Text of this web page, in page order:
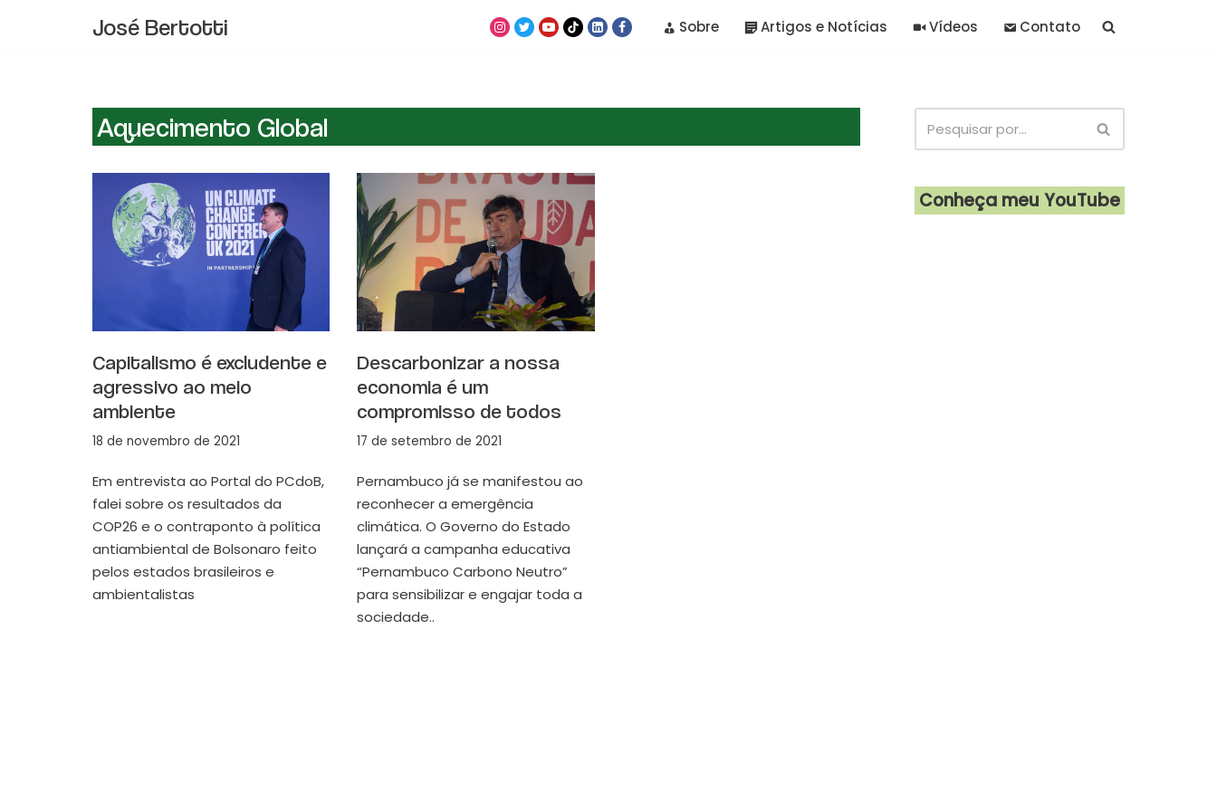
José Bertotti Sobre Artigos e Notícias Vídeos Contato
Aquecimento Global
Capitalismo é excludente e
agressivo ao meio
ambiente
18 de novembro de 2021
Em entrevista ao Portal do PCdoB,
falei sobre os resultados da
COP26 e o contraponto à política
antiambiental de Bolsonaro feito
pelos estados brasileiros e
ambientalistas
Descarbonizar a nossa
economia é um
compromisso de todos
17 de setembro de 2021
Pernambuco já se manifestou ao
reconhecer a emergência
climática. O Governo do Estado
lançará a campanha educativa
“Pernambuco Carbono Neutro”
para sensibilizar e engajar toda a
sociedade..
Conheça meu YouTube